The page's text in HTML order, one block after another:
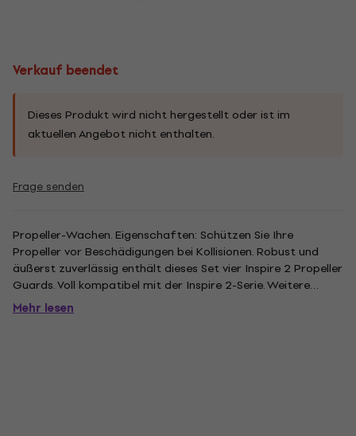
Verkauf beendet
Dieses Produkt wird nicht hergestellt oder ist im
aktuellen Angebot nicht enthalten.
Frage senden
Propeller-Wachen. Eigenschaften: Schützen Sie Ihre
Propeller vor Beschädigungen bei Kollisionen. Robust und
äußerst zuverlässig enthält dieses Set vier Inspire 2 Propeller
Guards. Voll kompatibel mit der Inspire 2-Serie. Weitere
Features: Ein Muss für neue Piloten. Hilft, Propeller- oder
Flugzeugschäden zu verhindern. Perfekt für das Fliegen in...
Mehr lesen